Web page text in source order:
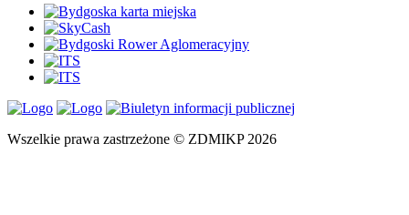
Wszelkie prawa zastrzeżone © ZDMIKP 2026